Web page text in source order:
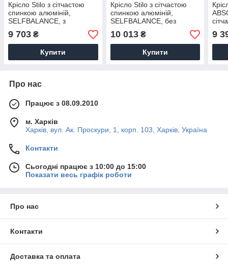
Крісло Stilo з сітчастою
спинкою алюміній,
SELFBALANCE, з
регульованим
підголівником
9 703 ₴
Купити
Крісло Stilo з сітчастою
спинкою алюміній,
SELFBALANCE, без
підголівника, регульовані
10 013₴
Купити
9
Про нас
Працює з 08.09.2010
м. Харків
Харків, вул. Ак. Проскури, 1, корп. 103, Харків, Україна
Контакти
Сьогодні працює з 10:00 до 15:00
Показати весь графік роботи
Про нас
Контакти
Доставка та оплата